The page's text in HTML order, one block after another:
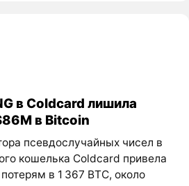
в Coldcard лишила
в Bitcoin
псевдослучайных чисел в
кошелька Coldcard привела
в 1 367 BTC, около